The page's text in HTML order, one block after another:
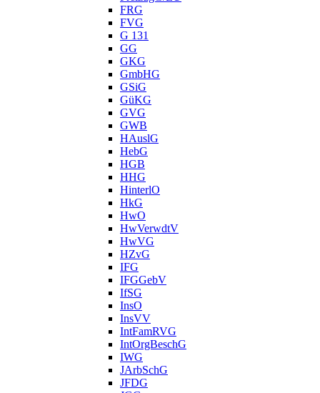
FRG
FVG
G 131
GG
GKG
GmbHG
GSiG
GüKG
GVG
GWB
HAuslG
HebG
HGB
HHG
HinterlO
HkG
HwO
HwVerwdtV
HwVG
HZvG
IFG
IFGGebV
IfSG
InsO
InsVV
IntFamRVG
IntOrgBeschG
IWG
JArbSchG
JFDG